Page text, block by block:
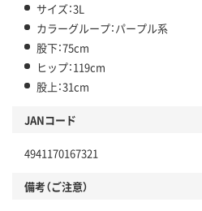
サイズ：3L
カラーグループ：パープル系
股下：75cm
ヒップ：119cm
股上：31cm
JANコード
4941170167321
備考（ご注意）